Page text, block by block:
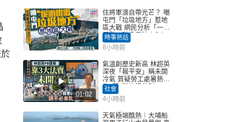
住將軍澳自帶光芒？ 嘲
屯門「垃圾地方」惹地
區大戰 網民分析「一共
同點」秒息風波｜Juicy
叮
時事熱話
8小時前
01:02
氣溫創歷史新高 林超英
深夜「報平安」稱未開
冷氣 質疑勞工處暑熱警
告「取消也沒分別」
社會
4小時前
天氣極端酷熱︱大埔船